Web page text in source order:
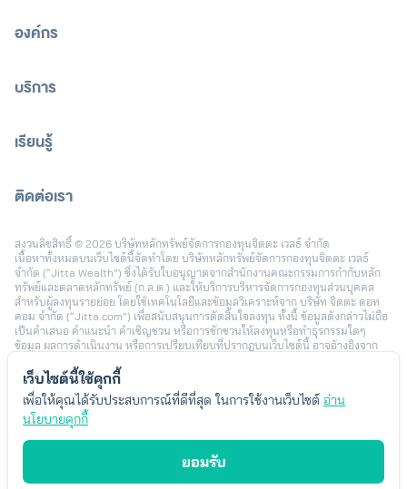
องค์กร
บริการ
เรียนรู้
ติดต่อเรา
สงวนลิขสิทธิ์ © 2026 บริษัทหลักทรัพย์จัดการกองทุนจิตตะ เวลธ์ จำกัด
เนื้อหาทั้งหมดบนเว็บไซต์นี้จัดทำโดย บริษัทหลักทรัพย์จัดการกองทุนจิตตะ เวลธ์
จำกัด (“Jitta Wealth”) ซึ่งได้รับใบอนุญาตจากสำนักงานคณะกรรมการกำกับหลัก
ทรัพย์และตลาดหลักทรัพย์ (ก.ล.ต.) และให้บริการบริหารจัดการกองทุนส่วนบุคคล
สำหรับผู้ลงทุนรายย่อย โดยใช้เทคโนโลยีและข้อมูลวิเคราะห์จาก บริษัท จิตตะ ดอท
คอม จำกัด (“Jitta.com”) เพื่อสนับสนุนการตัดสินใจลงทุน ทั้งนี้ ข้อมูลดังกล่าวไม่ถือ
เป็นคำเสนอ คำแนะนำ คำเชิญชวน หรือการชักชวนให้ลงทุนหรือทำธุรกรรมใดๆ
ข้อมูล ผลการดำเนินงาน หรือการเปรียบเทียบที่ปรากฏบนเว็บไซต์นี้ อาจอ้างอิงจาก
สามารถใช้เป็นหลักประกันผลตอบแทนในอนาคต การลงทุนมีความเสี่ยง ผู้ลงทุนอาจ
สูญเสียเงินลงทุนบางส่วนหรือทั้งหมดได้ รวมถึงความเสี่ยงจากอัตราแลกเปลี่ยนใน
กรณีลงทุนในต่างประเทศ ผลตอบแทนของผู้ลงทุนแต่ละรายอาจแตกต่างกัน ขึ้นอยู่กับ
ปัจจัย เช่น ระยะเวลาและช่วงเวลาในการลงทุน นโยบายการลงทุน จำนวนเงินลงทุน
พฤติกรรมการเพิ่มหรือลดเงินลงทุน และสภาวะตลาดในแต่ละช่วง โดยตัวอย่างข้อมูล
หรือประสบการณ์การลงทุนที่นำเสนอ เป็นเพียงบางกรณีซึ่งได้รับความยินยอมในการ
เผยแพร่ เพื่อประกอบการพิจารณาเท่านั้น ไม่ได้สะท้อนผลลัพธ์ของผู้ลงทุนทั้งหมด
Jitta Wealth ไม่มีเจตนาแนะนำความเหมาะสมของกลยุทธ์การลงทุนใดเป็นการ
เว็บไซต์นี้ใช้คุกกี้
เพื่อให้คุณได้รับประสบการณ์ที่ดีที่สุด ในการใช้งานเว็บไซต์ อ่าน
นโยบายคุกกี้
ยอมรับ